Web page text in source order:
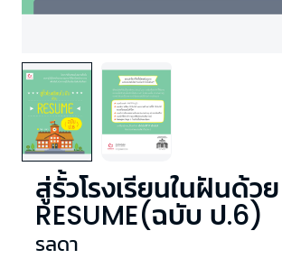
สู่รั้วโรงเรียนในฝันด้วย
RESUME(ฉบับ ป.6)
รลดา